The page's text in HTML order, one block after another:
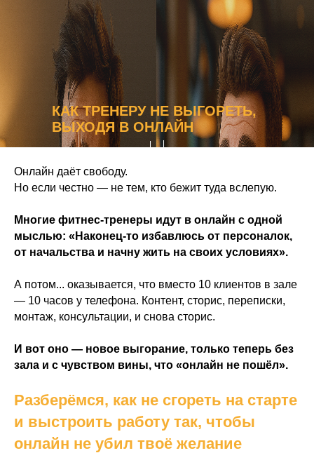
КАК ТРЕНЕРУ НЕ ВЫГОРЕТЬ,
ВЫХОДЯ В ОНЛАЙН
Онлайн даёт свободу.
Но если честно — не тем, кто бежит туда вслепую.
Многие фитнес-тренеры идут в онлайн с одной
мыслью: «Наконец-то избавлюсь от персоналок,
от начальства и начну жить на своих условиях».
А потом... оказывается, что вместо 10 клиентов в зале
— 10 часов у телефона. Контент, сторис, переписки,
монтаж, консультации, и снова сторис.
И вот оно — новое выгорание, только теперь без
зала и с чувством вины, что «онлайн не пошёл».
Разберёмся, как не сгореть на старте
и выстроить работу так, чтобы
онлайн не убил твоё желание